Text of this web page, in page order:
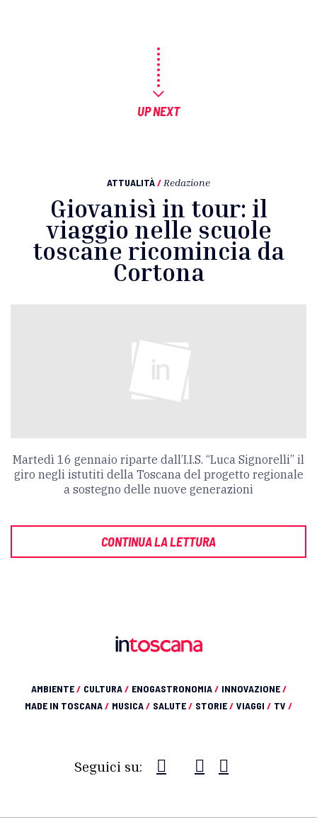
UP NEXT
ATTUALITÀ/ Redazione
Giovanisì in tour: il
viaggio nelle scuole
toscane ricomincia da
Cortona
Martedì 16 gennaio riparte dall’I.I.S. “Luca Signorelli” il
giro negli istutiti della Toscana del progetto regionale
a sostegno delle nuove generazioni
CONTINUA LA LETTURA
AMBIENTE/ CULTURA/ ENOGASTRONOMIA/ INNOVAZIONE/
MADE IN TOSCANA/ MUSICA/ SALUTE/ STORIE/ VIAGGI / TV /
Seguici su: